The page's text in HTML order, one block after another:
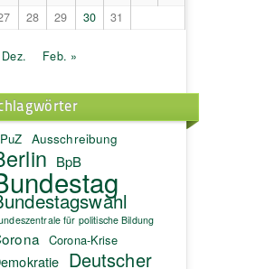
28 29 30 31
Feb. »
Ausschreibung
BpB
für politische Bildung
Corona-Krise
Deutscher